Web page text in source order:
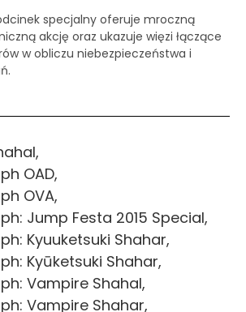
specjalny oferuje mroczną
akcję oraz ukazuje więzi łączące
w obliczu niebezpieczeństwa i
OAD,
OVA,
Jump Festa 2015 Special,
Kyuuketsuki Shahar,
Kyūketsuki Shahar,
Vampire Shahal,
Vampire Shahar,